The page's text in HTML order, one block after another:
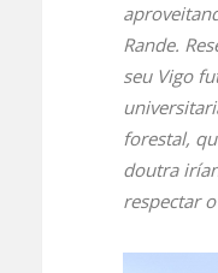
Rande.
seu Vigo
forestal,
doutra
respectar